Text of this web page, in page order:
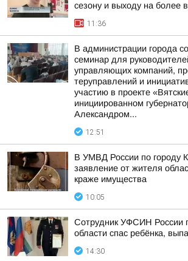
сезону и выходу на более
11:36
В администрации города
семинар для
управляющих компаний,
теруправлений и
участию в проекте
инициированном
Александром...
12:51
В УМВД России по городу
заявление от жителя
краже имущества
10:05
Сотрудник УФСИН России
области спас ребёнка,
14:30